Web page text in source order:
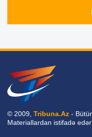
© 2009, Tribuna.Az -
Materiallardan istifadə